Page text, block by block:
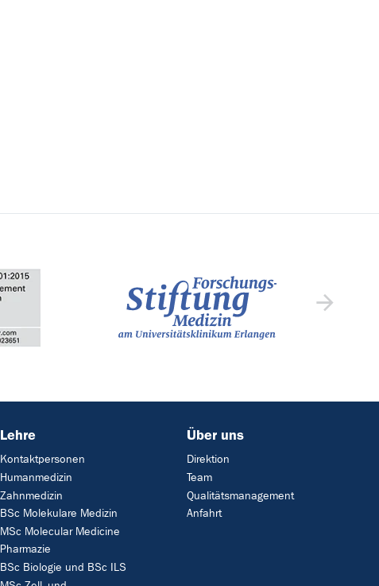
Lehre
Kontaktpersonen
Humanmedizin
Zahnmedizin
BSc Molekulare Medizin
MSc Molecular Medicine
Pharmazie
BSc Biologie und BSc ILS
Über uns
Direktion
Team
Qualitätsmanagement
Anfahrt